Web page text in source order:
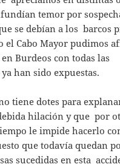
temor por
se debían a los barcos
el Cabo Mayor pudimos
Burdeos con todas las
han sido expuestas.
tiene dotes para
hilación y que por
le impide hacerlo
que todavía quedan
sucedidas en esta